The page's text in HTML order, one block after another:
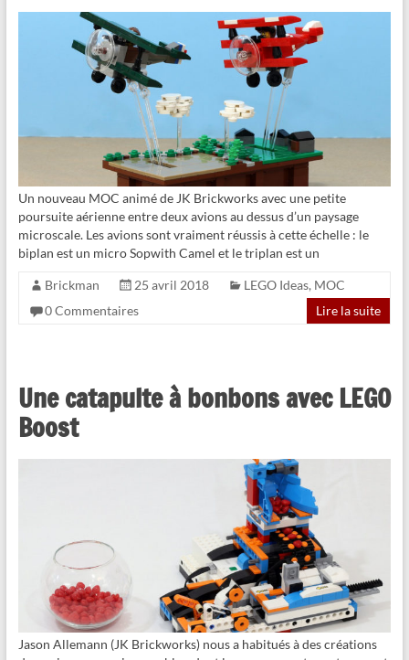
Un nouveau MOC animé de JK Brickworks avec une petite
poursuite aérienne entre deux avions au dessus d’un paysage
microscale. Les avions sont vraiment réussis à cette échelle : le
biplan est un micro Sopwith Camel et le triplan est un
Brickman 25 avril 2018 LEGO Ideas, MOC
0 Commentaires
Lire la suite
Une catapulte à bonbons avec LEGO
Boost
Jason Allemann (JK Brickworks) nous a habitués à des créations